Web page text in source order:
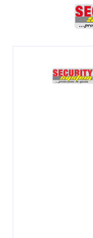
A CASTELLO E SPECIALI
SGABELLI E
DOMESTICI SCALE
RAMPE DI CARICO
ACCESSORI,